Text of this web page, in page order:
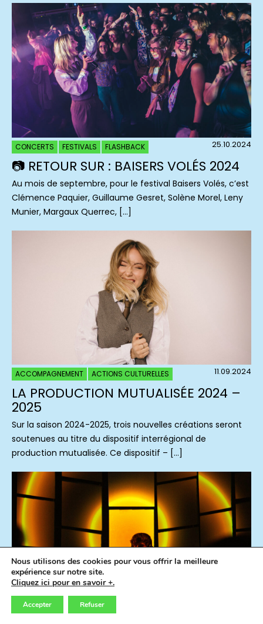
CONCERTS FESTIVALS FLASHBACK 25.10.2024
📷 RETOUR SUR : BAISERS VOLÉS 2024
Au mois de septembre, pour le festival Baisers Volés, c’est
Clémence Paquier, Guillaume Gesret, Solène Morel, Leny
Munier, Margaux Querrec, […]
ACCOMPAGNEMENT ACTIONS CULTURELLES 11.09.2024
LA PRODUCTION MUTUALISÉE 2024 –
2025
Sur la saison 2024-2025, trois nouvelles créations seront
soutenues au titre du dispositif interrégional de
production mutualisée. Ce dispositif – […]
CONCERTS FLASHBACK
Nous utilisons des cookies pour vous offrir la meilleure
expérience sur notre site.
Cliquez ici pour en savoir +.
Accepter Refuser